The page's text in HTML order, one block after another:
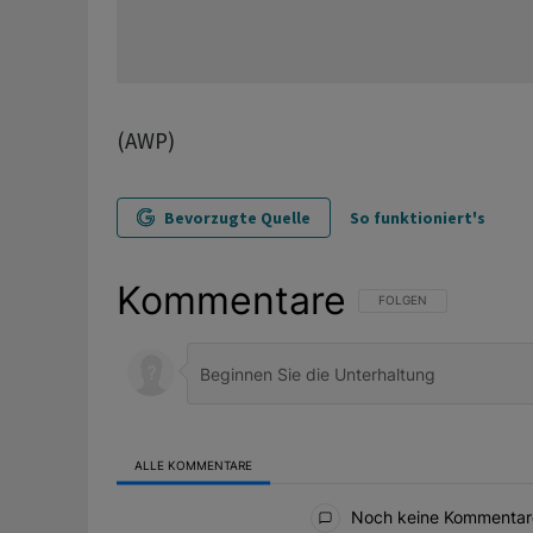
(AWP)
Bevorzugte Quelle So funktioniert's
Kommentare FOLGE DIESER
FOLGEN
ALLE KOMMENTARE
Noch keine